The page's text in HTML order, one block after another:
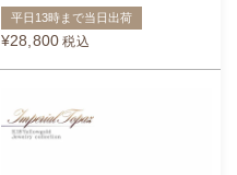
平日13時まで当日出荷
¥28,800 税込